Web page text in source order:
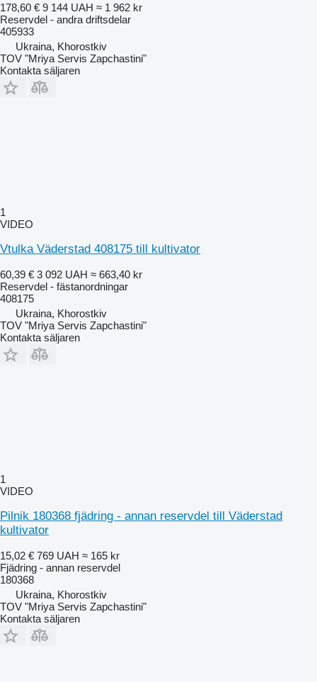
178,60 € 9 144 UAH ≈ 1 962 kr
Reservdel - andra driftsdelar
405933
Ukraina, Khorostkiv
TOV "Mriya Servis Zapchastini"
Kontakta säljaren
1
VIDEO
Vtulka Väderstad 408175 till kultivator
60,39 € 3 092 UAH ≈ 663,40 kr
Reservdel - fästanordningar
408175
Ukraina, Khorostkiv
TOV "Mriya Servis Zapchastini"
Kontakta säljaren
1
VIDEO
Pilnik 180368 fjädring - annan reservdel till Väderstad
kultivator
15,02 € 769 UAH ≈ 165 kr
Fjädring - annan reservdel
180368
Ukraina, Khorostkiv
TOV "Mriya Servis Zapchastini"
Kontakta säljaren